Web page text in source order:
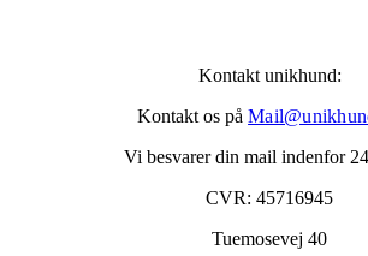
Kontakt unikhund:
Kontakt os på
Vi besvarer din mail indenfor
CVR: 45716945
Tuemosevej 40